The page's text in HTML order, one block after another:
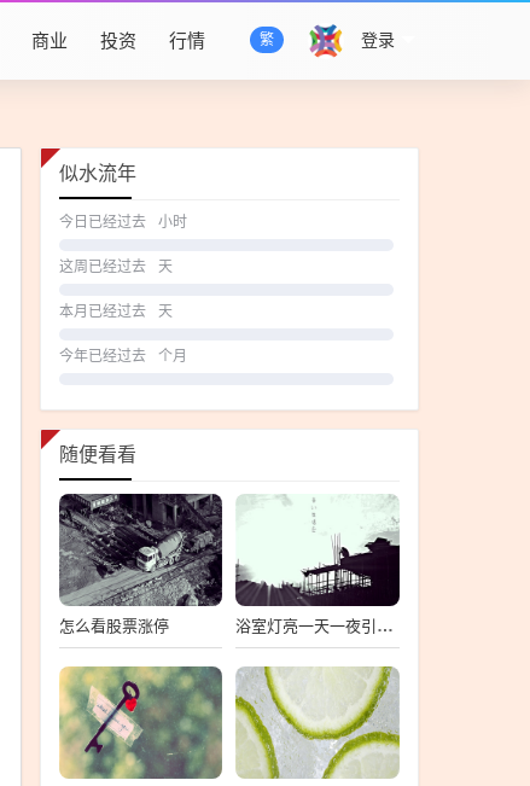
登录
繁
商业 投资 行情
似水流年
今日已经过去 小时
这周已经过去 天
本月已经过去 天
今年已经过去 个月
随便看看
怎么看股票涨停 浴室灯亮一天一夜引发邻居报警事件